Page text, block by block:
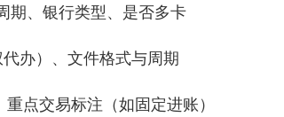
期、银行类型、是否多卡
办）、文件格式与周期
点交易标注（如固定进账）